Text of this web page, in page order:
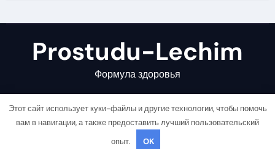
Prostudu-Lechim
Формула здоровья
Copyright © All rights reserved |
Этот сайт использует куки-файлы и другие технологии, чтобы помочь
вам в навигации, а также предоставить лучший пользовательский
опыт.
OK